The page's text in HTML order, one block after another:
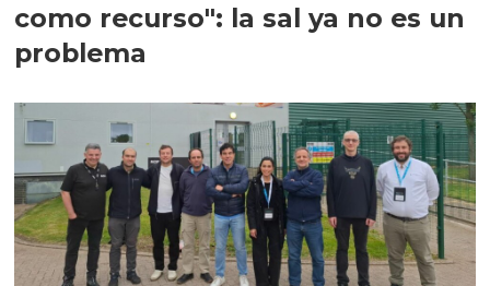
como recurso": la sal ya no es un
problema